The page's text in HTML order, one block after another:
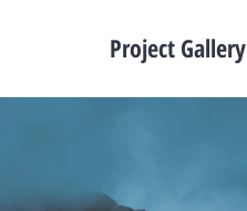
Project Gallery